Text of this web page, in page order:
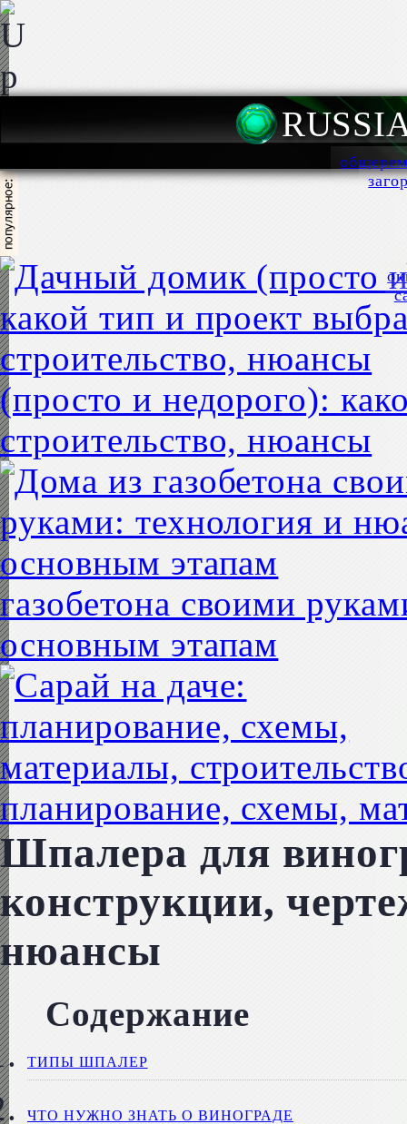
(просто и недорого):
строительство, нюансы
газобетона своими
основным этапам
планирование, схемы,
Шпалера для
конструкции,
нюансы
Содержание
ТИПЫ ШПАЛЕР
ЧТО НУЖНО ЗНАТЬ О ВИНОГРАДЕ